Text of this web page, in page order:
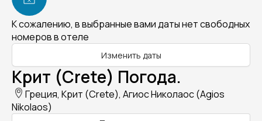
К сожалению, в выбранные вами даты нет свободных
номеров в отеле
Изменить даты
Крит (Crete) Погода.
Греция, Крит (Crete), Агиос Николаос (Agios
Nikolaos)